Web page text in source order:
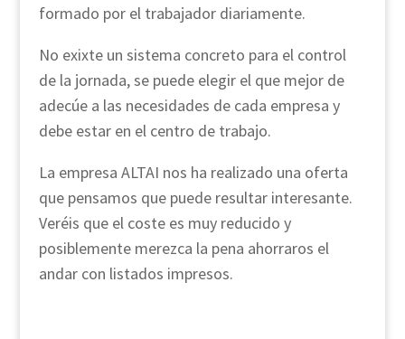
formado por el trabajador diariamente.
No exixte un sistema concreto para el control
de la jornada, se puede elegir el que mejor de
adecúe a las necesidades de cada empresa y
debe estar en el centro de trabajo.
La empresa ALTAI nos ha realizado una oferta
que pensamos que puede resultar interesante.
Veréis que el coste es muy reducido y
posiblemente merezca la pena ahorraros el
andar con listados impresos.